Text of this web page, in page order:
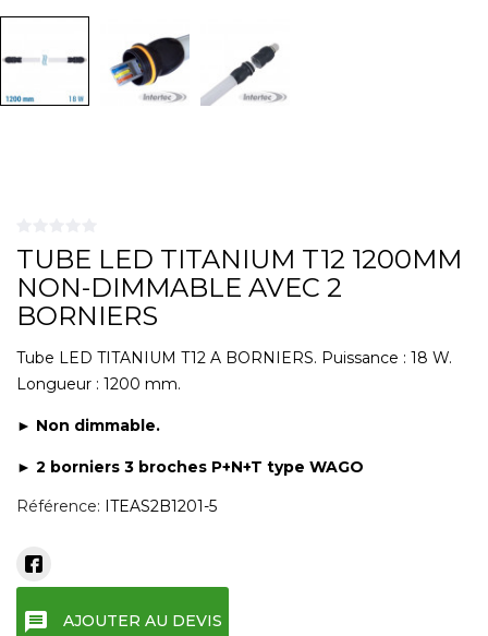
TUBE LED TITANIUM T12 1200MM
NON-DIMMABLE AVEC 2
BORNIERS
Tube LED TITANIUM T12 A BORNIERS. Puissance : 18 W.
Longueur : 1200 mm.
► Non dimmable.
► 2 borniers 3 broches P+N+T type WAGO
Référence: ITEAS2B1201-5
message AJOUTER AU DEVIS